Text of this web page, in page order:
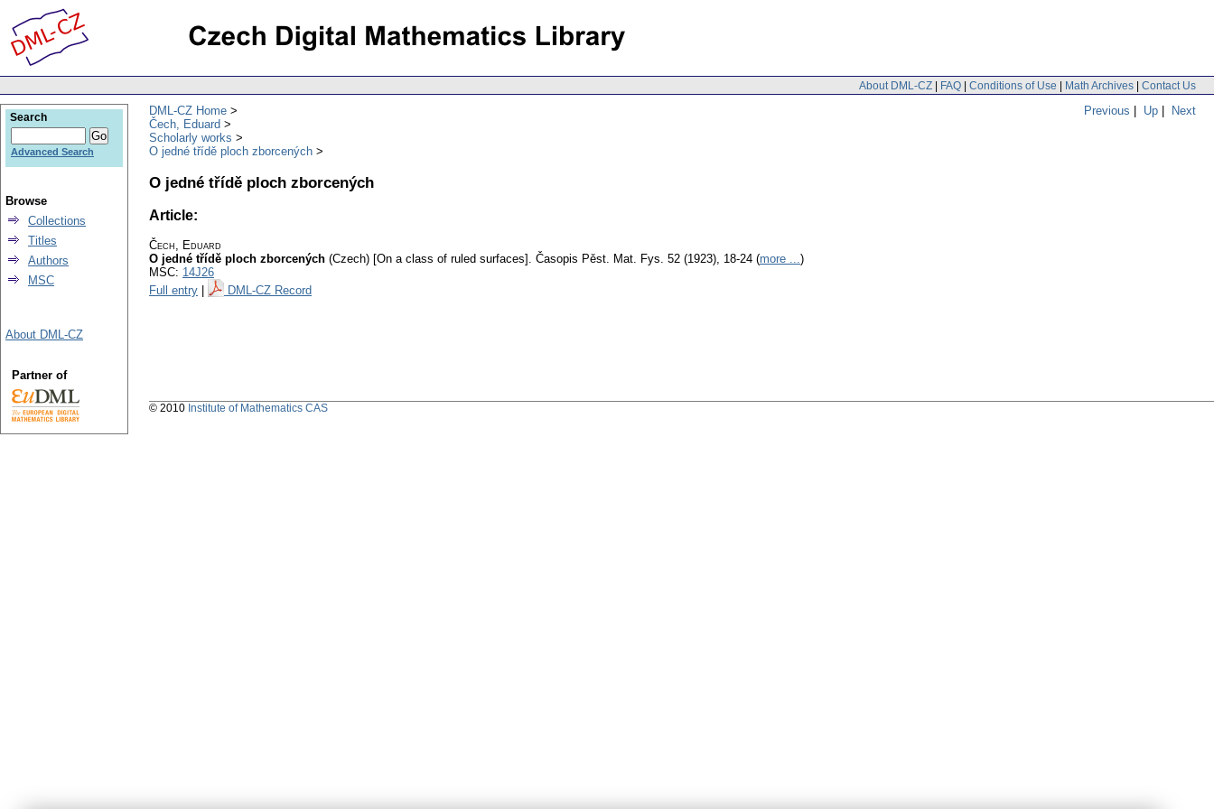
About DML-CZ | FAQ | Conditions of Use | Math Archives | Contact Us
Previous | Up | Next
DML-CZ Home
Čech, Eduard
Scholarly works
O jedné třídě ploch zborcených
O jedné třídě ploch zborcených
Article:
Čech, Eduard
O jedné třídě ploch zborcených (Czech) [On a class of ruled surfaces]. Časopis Pěst. Mat. Fys. 52 (1923), 18-24 (more ...)
MSC: 14J26
Full entry
DML-CZ Record
Search
Advanced Search
Browse
Collections
Titles
Authors
MSC
About DML-CZ
Partner of
© 2010 Institute of Mathematics CAS